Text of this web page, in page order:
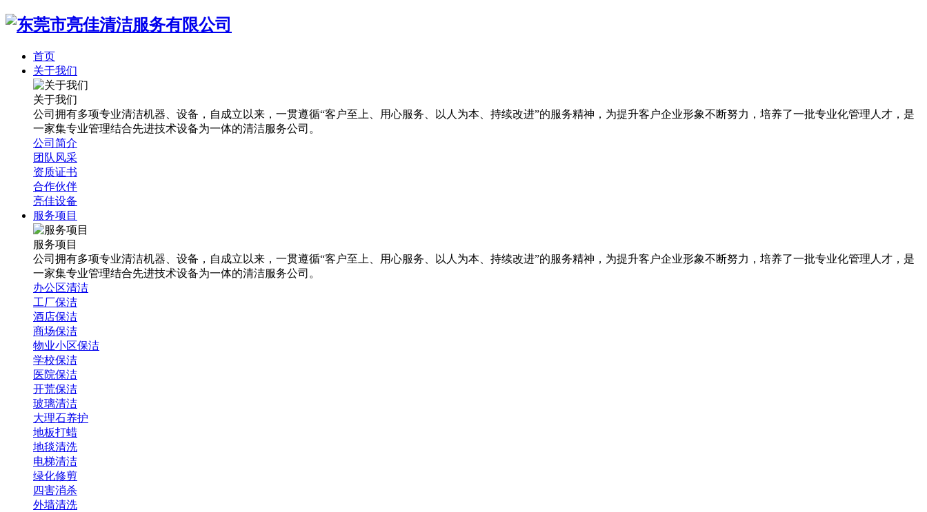
首页
关于我们
关于我们
公司拥有多项专业清洁机器、设备，自成立以来，一贯遵循“客户至上、用心服务、以人为本、持续改进”的服务精神，为提升客户企业形象不断努力，培养了一批专业化管理人才，是
一家集专业管理结合先进技术设备为一体的清洁服务公司。
公司简介
团队风采
资质证书
合作伙伴
亮佳设备
服务项目
服务项目
公司拥有多项专业清洁机器、设备，自成立以来，一贯遵循“客户至上、用心服务、以人为本、持续改进”的服务精神，为提升客户企业形象不断努力，培养了一批专业化管理人才，是
一家集专业管理结合先进技术设备为一体的清洁服务公司。
办公区清洁
工厂保洁
酒店保洁
商场保洁
物业小区保洁
学校保洁
医院保洁
开荒保洁
玻璃清洁
大理石养护
地板打蜡
地毯清洗
电梯清洁
绿化修剪
四害消杀
外墙清洗